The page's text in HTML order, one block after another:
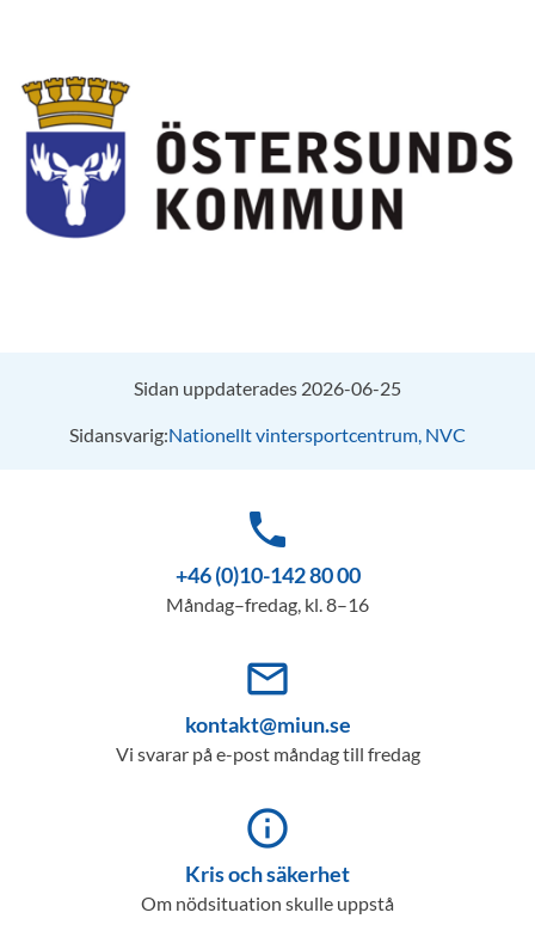
Sidan uppdaterades 2026-06-25
Sidansvarig:Nationellt vintersportcentrum, NVC
phone
+46 (0)10-142 80 00
Måndag–fredag, kl. 8–16
mail_outline
kontakt@miun.se
Vi svarar på e-post måndag till fredag
info_outline
Kris och säkerhet
Om nödsituation skulle uppstå